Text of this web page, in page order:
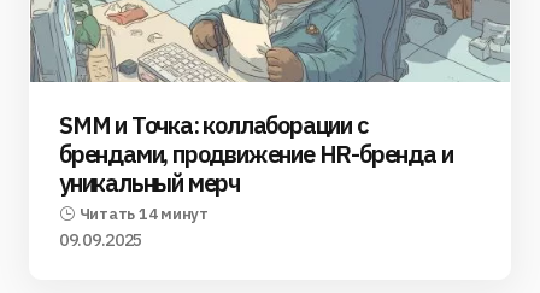
SMM и Точка: коллаборации с
брендами, продвижение HR-бренда и
уникальный мерч
Читать 14 минут
09.09.2025